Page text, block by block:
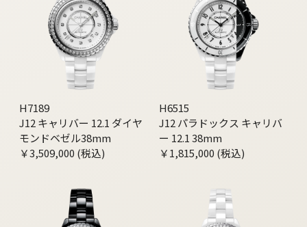
H7189
J12 キャリバー 12.1 ダイヤ
モンドベゼル38mm
￥3,509,000 (税込)
H6515
J12 パラドックス キャリバ
ー 12.1 38mm
￥1,815,000 (税込)